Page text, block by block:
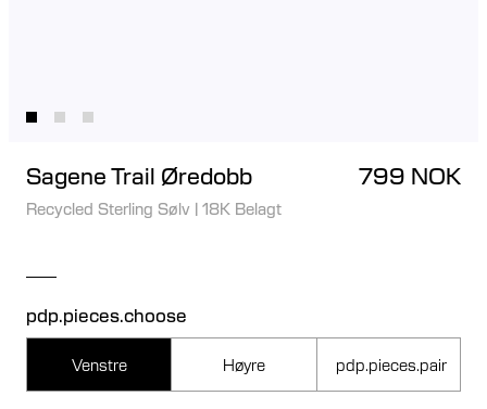
Sagene Trail Øredobb 799 NOK
Recycled Sterling Sølv | 18K Belagt
pdp.pieces.choose
Venstre Høyre pdp.pieces.pair